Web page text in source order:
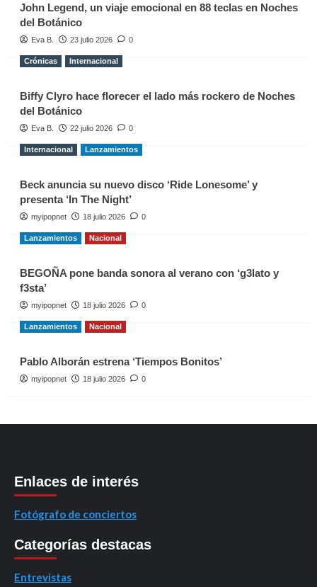
John Legend, un viaje emocional en 88 teclas en Noches
del Botánico
Eva B. 23 julio 2026 0
Crónicas Internacional
Biffy Clyro hace florecer el lado más rockero de Noches
del Botánico
Eva B. 22 julio 2026 0
Internacional Lanzamientos
Beck anuncia su nuevo disco ‘Ride Lonesome’ y
presenta ‘In The Night’
myipopnet 18 julio 2026 0
Lanzamientos Nacional
BEGOÑA pone banda sonora al verano con ‘g3lato y
f3sta’
myipopnet 18 julio 2026 0
Lanzamientos Nacional
Pablo Alborán estrena ‘Tiempos Bonitos’
myipopnet 18 julio 2026 0
Enlaces de interés
Fotógrafo de conciertos
Categorías destacas
Entrevistas